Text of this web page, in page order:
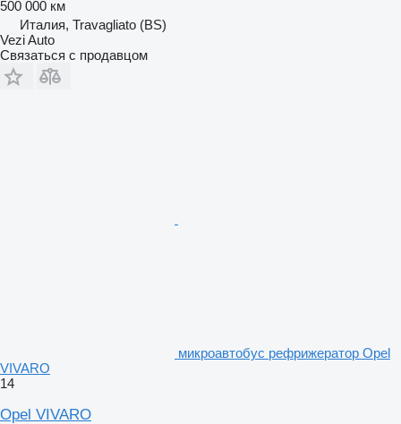
500 000 км
Италия, Travagliato (BS)
Vezi Auto
Связаться с продавцом
микроавтобус рефрижератор Opel
VIVARO
14
Opel VIVARO